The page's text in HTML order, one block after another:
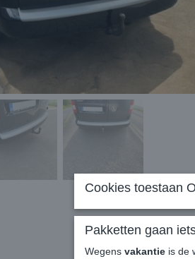
Cookies toestaan
Pakketten gaan
Wegens vakantie is de